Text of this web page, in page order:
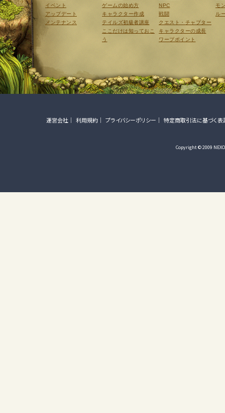
イベント
アップデート
メンテナンス
ゲームの始め方
キャラクター作成
テイルズ初級者講座
ここだけは知っておこ
う
NPC
戦闘
クエスト・チャプター
キャラクターの成長
ワープポイント
モ
ル
運営会社 利用規約 プライバシーポリシー 特定商取引法に基づく表
Copyright © 2009